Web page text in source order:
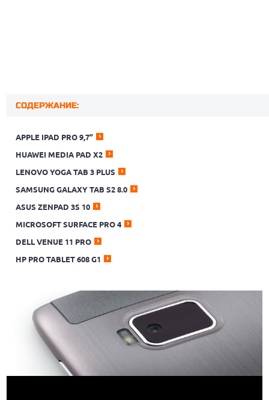
СОДЕРЖАНИЕ:
APPLE IPAD PRO 9,7”
HUAWEI MEDIA PAD X2
LENOVO YOGA TAB 3 PLUS
SAMSUNG GALAXY TAB S2 8.0
ASUS ZENPAD 3S 10
MICROSOFT SURFACE PRO 4
DELL VENUE 11 PRО
HP PRO TABLET 608 G1